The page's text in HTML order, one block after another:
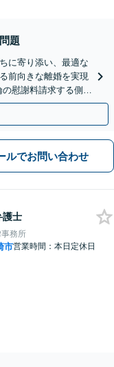
題
に寄り添い、最適な
前向きな離婚を実現
慰謝料請求する側に
ルでお問い合わせ
護士
務所
市営業時間：本日定休日